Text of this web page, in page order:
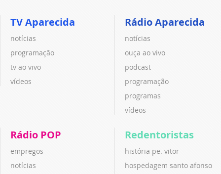
TV Aparecida
notícias
programação
tv ao vivo
vídeos
Rádio Aparecida
notícias
ouça ao vivo
podcast
programação
programas
vídeos
Rádio POP
empregos
notícias
Redentoristas
história pe. vitor
hospedagem santo afonso